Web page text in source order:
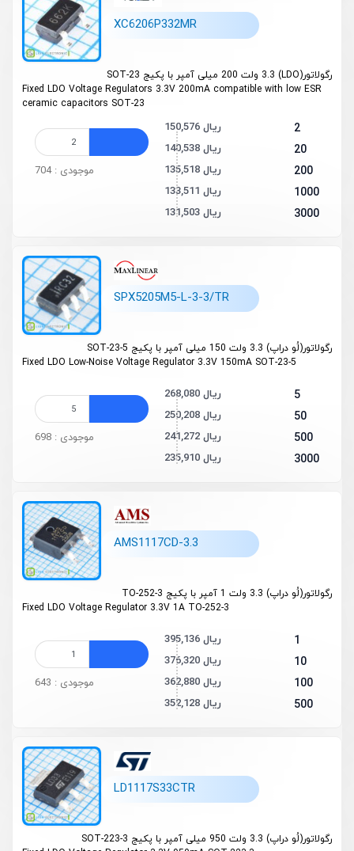
XC6206P332MR
رگولاتور(LDO) 3.3 ولت 200 میلی آمپر با پکیج SOT-23
Fixed LDO Voltage Regulators 3.3V 200mA compatible with low ESR
ceramic capacitors SOT-23
2 150,576 ریال
20 140,538 ریال
200 135,518 ریال
1000 133,511 ریال
3000 131,503 ریال
موجودی : 704
SPX5205M5-L-3-3/TR
رگولاتور(لُو دراپ) 3.3 ولت 150 میلی آمپر با پکیج SOT-23-5
Fixed LDO Low-Noise Voltage Regulator 3.3V 150mA SOT-23-5
5 268,080 ریال
50 250,208 ریال
500 241,272 ریال
3000 235,910 ریال
موجودی : 698
AMS1117CD-3.3
رگولاتور(لُو دراپ) 3.3 ولت 1 آمپر با پکیج 3-TO-252
Fixed LDO Voltage Regulator 3.3V 1A TO-252-3
1 395,136 ریال
10 376,320 ریال
100 362,880 ریال
500 352,128 ریال
موجودی : 643
LD1117S33CTR
رگولاتور(لُو دراپ) 3.3 ولت 950 میلی آمپر با پکیج SOT-223-3